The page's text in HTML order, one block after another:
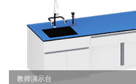
教师演示台